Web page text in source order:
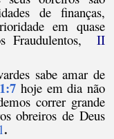
de finanças,
em quase
Fraudulentos,
II
sabe amar de
hoje em dia não
correr grande
obreiros de Deus
.